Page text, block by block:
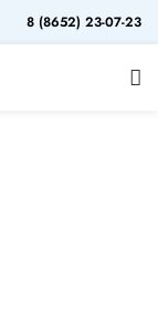
8 (8652) 23-07-23